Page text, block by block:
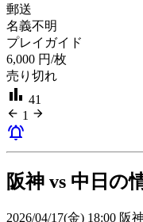
郵送
名義不明
プレイガイド
6,000 円/枚
売り切れ
bar_chart 41
arrow_back 1 arrow_forward
notifications_active
阪神 vs 中日の
2026/04/17(金) 18:00 阪